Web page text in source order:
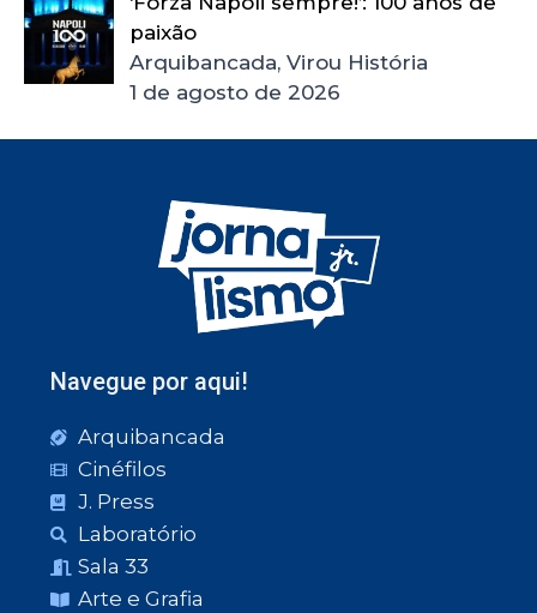
paixão
Arquibancada, Virou História
1 de agosto de 2026
Navegue por aqui!
Arquibancada
Cinéfilos
J. Press
Laboratório
Sala 33
Arte e Grafia